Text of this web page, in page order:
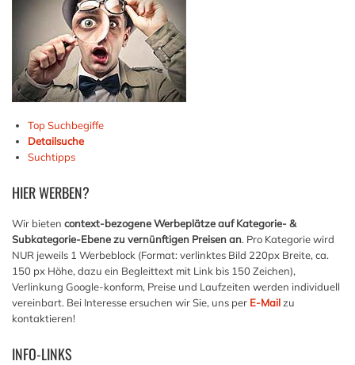
Top Suchbegiffe
Detailsuche
Suchtipps
HIERWERBEN?
Wir bieten context-bezogene Werbeplätze auf Kategorie- &
Subkategorie-Ebene zu vernünftigen Preisen an. Pro Kategorie wird
NUR jeweils 1 Werbeblock (Format: verlinktes Bild 220px Breite, ca.
150 px Höhe, dazu ein Begleittext mit Link bis 150 Zeichen),
Verlinkung Google-konform, Preise und Laufzeiten werden individuell
vereinbart. Bei Interesse ersuchen wir Sie, uns per E-Mailzu
kontaktieren!
INFO-LINKS